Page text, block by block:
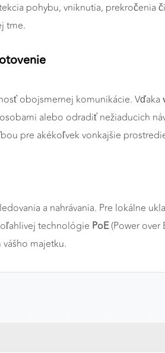
pohybu, vniknutia, prekročenia
tme.
obojsmernej komunikácie. Vďaka
alebo odradiť nežiaducich
pre akékoľvek vonkajšie
a nahrávania. Pre lokálne
technológie PoE(Power over
majetku.